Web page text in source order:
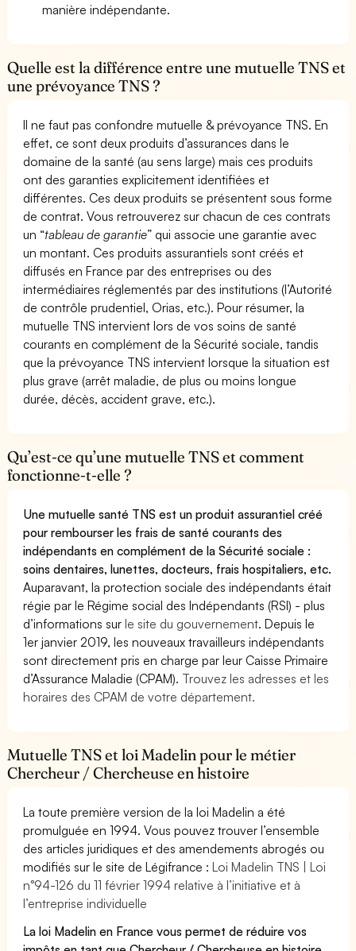
manière indépendante.
Quelle est la différence entre une mutuelle TNS et
une prévoyance TNS ?
Il ne faut pas confondre mutuelle & prévoyance TNS. En
effet, ce sont deux produits d’assurances dans le
domaine de la santé (au sens large) mais ces produits
ont des garanties explicitement identifiées et
différentes. Ces deux produits se présentent sous forme
de contrat. Vous retrouverez sur chacun de ces contrats
un “tableau de garantie” qui associe une garantie avec
un montant. Ces produits assurantiels sont créés et
diffusés en France par des entreprises ou des
intermédiaires réglementés par des institutions (l’Autorité
de contrôle prudentiel, Orias, etc.). Pour résumer, la
mutuelle TNS intervient lors de vos soins de santé
courants en complément de la Sécurité sociale, tandis
que la prévoyance TNS intervient lorsque la situation est
plus grave (arrêt maladie, de plus ou moins longue
durée, décès, accident grave, etc.).
Qu’est-ce qu’une mutuelle TNS et comment
fonctionne-t-elle ?
Une mutuelle santé TNS est un produit assurantiel créé
pour rembourser les frais de santé courants des
indépendants en complément de la Sécurité sociale :
soins dentaires, lunettes, docteurs, frais hospitaliers, etc.
Auparavant, la protection sociale des indépendants était
régie par le Régime social des Indépendants (RSI) - plus
d’informations surle site du gouvernement. Depuis le
1er janvier 2019, les nouveaux travailleurs indépendants
sont directement pris en charge par leur Caisse Primaire
d’Assurance Maladie (CPAM). Trouvez les adresses et les
horaires des CPAM de votre département.
Mutuelle TNS et loi Madelin pour le métier
Chercheur / Chercheuse en histoire
La toute première version de la loi Madelin a été
promulguée en 1994. Vous pouvez trouver l’ensemble
des articles juridiques et des amendements abrogés ou
modifiés sur le site de Légifrance :Loi Madelin TNS | Loi
n°94-126 du 11 février 1994 relative à l’initiative et à
l’entreprise individuelle
La loi Madelin en France vous permet de réduire vos